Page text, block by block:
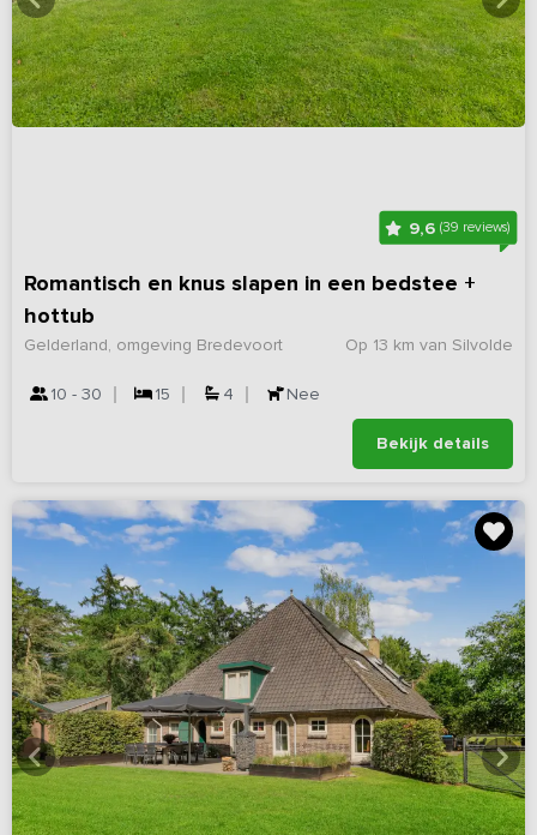
9,6 (39 reviews)
Romantisch en knus slapen in een bedstee +
hottub
Op 13 km van Silvolde
Gelderland, omgeving Bredevoort
10 - 30 15 4 Nee
Bekijk details